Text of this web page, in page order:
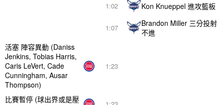
比賽暫停 (球出界或是壓
1:23
活塞 陣容異動 (Daniss
Jenkins, Tobias Harris,
Caris LeVert, Cade
Cunningham, Ausar
Thompson)
1:07
Brandon Miller 三分投射
不進
1:02 Kon Knueppel 進攻籃板